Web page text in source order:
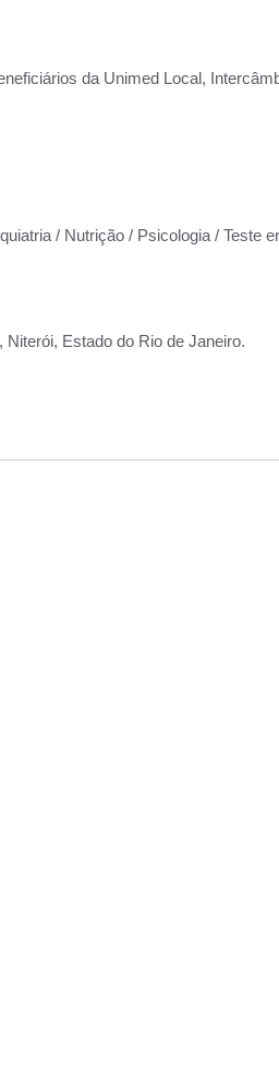
da Unimed Local,
/ Nutrição / Psicologia / Teste
Estado do Rio de Janeiro.